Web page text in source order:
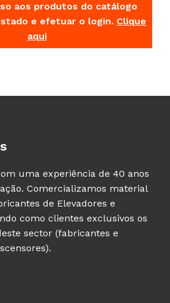
aos produtos do catálogo
e efetuar o login. Clique
aqui
uma experiência de 40 anos
Comercializamos material
de Elevadores e
como clientes exclusivos os
sector (fabricantes e